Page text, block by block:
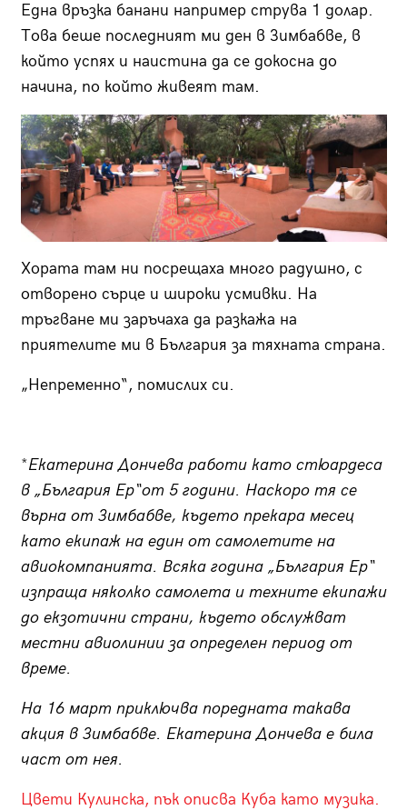
Една връзка банани например струва 1 долар.
Това беше последният ми ден в Зимбабве, в
който успях и наистина да се докосна до
начина, по който живеят там.
Хората там ни посрещаха много радушно, с
отворено сърце и широки усмивки. На
тръгване ми заръчаха да разкажа на
приятелите ми в България за тяхната страна.
„Непременно“, помислих си.
*Екатерина Дончева работи като стюардеса
в „България Ер“от 5 години. Наскоро тя се
върна от Зимбабве, където прекара месец
като екипаж на един от самолетите на
авиокомпанията. Всяка година „България Ер“
изпраща няколко самолета и техните екипажи
до екзотични страни, където обслужват
местни авиолинии за определен период от
време.
На 16 март приключва поредната такава
акция в Зимбабве. Екатерина Дончева е била
част от нея.
Цвети Кулинска, пък описва Куба като музика.